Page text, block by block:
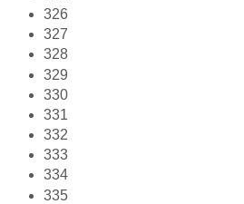
326
327
328
329
330
331
332
333
334
335